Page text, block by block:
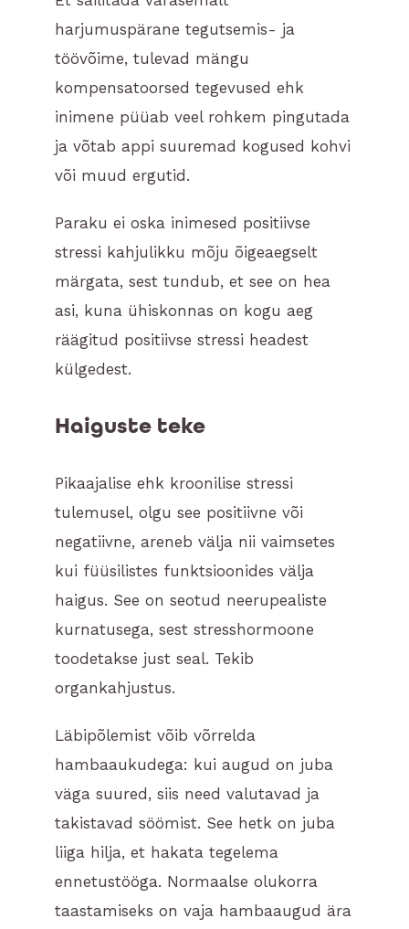
harjumuspärane tegutsemis- ja
töövõime, tulevad mängu
kompensatoorsed tegevused ehk
inimene püüab veel rohkem pingutada
ja võtab appi suuremad kogused kohvi
või muud ergutid.
Paraku ei oska inimesed positiivse
stressi kahjulikku mõju õigeaegselt
märgata, sest tundub, et see on hea
asi, kuna ühiskonnas on kogu aeg
räägitud positiivse stressi headest
külgedest.
Haiguste teke
Pikaajalise ehk kroonilise stressi
tulemusel, olgu see positiivne või
negatiivne, areneb välja nii vaimsetes
kui füüsilistes funktsioonides välja
haigus. See on seotud neerupealiste
kurnatusega, sest stresshormoone
toodetakse just seal. Tekib
organkahjustus.
Läbipõlemist võib võrrelda
hambaaukudega: kui augud on juba
väga suured, siis need valutavad ja
takistavad söömist. See hetk on juba
liiga hilja, et hakata tegelema
ennetustööga. Normaalse olukorra
taastamiseks on vaja hambaaugud ära